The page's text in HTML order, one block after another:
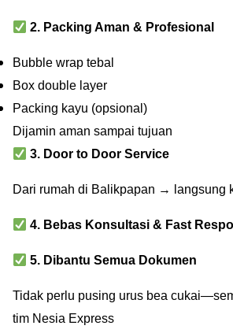
2. Packing Aman & Profesional
Bubble wrap tebal
Box double layer
Packing kayu (opsional)
Dijamin aman sampai tujuan
3. Door to Door Service
Dari rumah di Balikpapan → langsung
4. Bebas Konsultasi & Fast
5. Dibantu Semua Dokumen
Tidak perlu pusing urus bea
tim Nesia Express